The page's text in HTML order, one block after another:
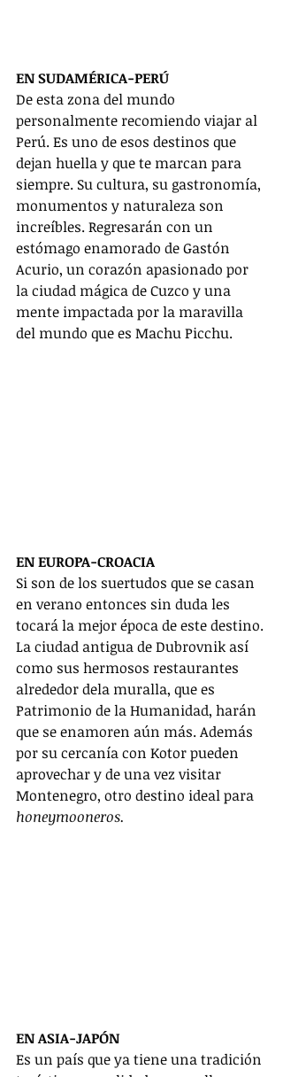
EN SUDAMÉRICA-PERÚ
De esta zona del mundo
personalmente recomiendo viajar al
Perú. Es uno de esos destinos que
dejan huella y que te marcan para
siempre. Su cultura, su gastronomía,
monumentos y naturaleza son
increíbles. Regresarán con un
estómago enamorado de Gastón
Acurio, un corazón apasionado por
la ciudad mágica de Cuzco y una
mente impactada por la maravilla
del mundo que es Machu Picchu.
EN EUROPA-CROACIA
Si son de los suertudos que se casan
en verano entonces sin duda les
tocará la mejor época de este destino.
La ciudad antigua de Dubrovnik así
como sus hermosos restaurantes
alrededor dela muralla, que es
Patrimonio de la Humanidad, harán
que se enamoren aún más. Además
por su cercanía con Kotor pueden
aprovechar y de una vez visitar
Montenegro, otro destino ideal para
honeymooneros.
EN ASIA-JAPÓN
Es un país que ya tiene una tradición